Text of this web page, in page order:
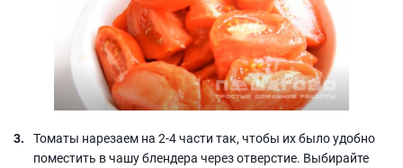
Томаты нарезаем на 2-4 части так, чтобы их было удобно
поместить в чашу блендера через отверстие. Выбирайте